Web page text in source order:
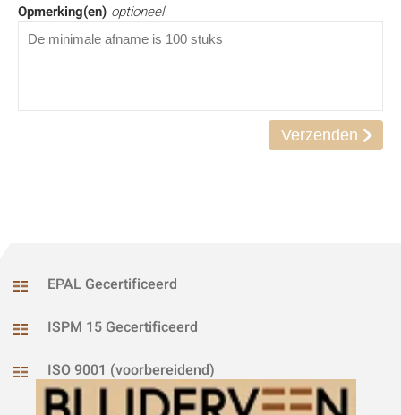
Opmerking(en) optioneel
EPAL Gecertificeerd
ISPM 15 Gecertificeerd
ISO 9001 (voorbereidend)